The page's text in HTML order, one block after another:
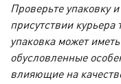
Проверьте упаковку
присутствии
упаковка может
обусловленные
влияющие на